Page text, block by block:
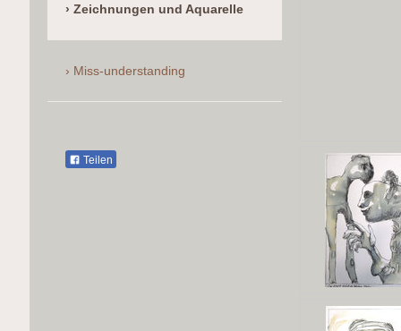
Zeichnungen und Aquarelle
Miss-understanding
Teilen